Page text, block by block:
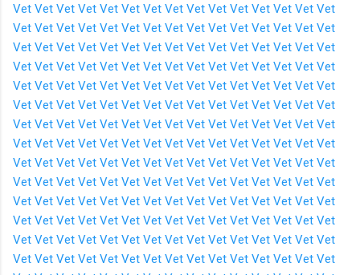
Vet Vet Vet Vet Vet Vet Vet Vet Vet Vet Vet Vet Vet Vet Vet
Vet Vet Vet Vet Vet Vet Vet Vet Vet Vet Vet Vet Vet Vet Vet
Vet Vet Vet Vet Vet Vet Vet Vet Vet Vet Vet Vet Vet Vet Vet
Vet Vet Vet Vet Vet Vet Vet Vet Vet Vet Vet Vet Vet Vet Vet
Vet Vet Vet Vet Vet Vet Vet Vet Vet Vet Vet Vet Vet Vet Vet
Vet Vet Vet Vet Vet Vet Vet Vet Vet Vet Vet Vet Vet Vet Vet
Vet Vet Vet Vet Vet Vet Vet Vet Vet Vet Vet Vet Vet Vet Vet
Vet Vet Vet Vet Vet Vet Vet Vet Vet Vet Vet Vet Vet Vet Vet
Vet Vet Vet Vet Vet Vet Vet Vet Vet Vet Vet Vet Vet Vet Vet
Vet Vet Vet Vet Vet Vet Vet Vet Vet Vet Vet Vet Vet Vet Vet
Vet Vet Vet Vet Vet Vet Vet Vet Vet Vet Vet Vet Vet Vet Vet
Vet Vet Vet Vet Vet Vet Vet Vet Vet Vet Vet Vet Vet Vet Vet
Vet Vet Vet Vet Vet Vet Vet Vet Vet Vet Vet Vet Vet Vet Vet
Vet Vet Vet Vet Vet Vet Vet Vet Vet Vet Vet Vet Vet Vet Vet